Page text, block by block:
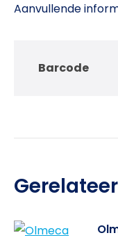
Aanvullende
Barcode